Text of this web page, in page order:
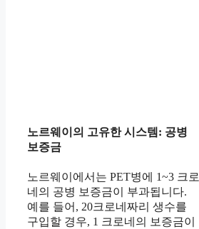
노르웨이의 고유한 시스템: 공병
보증금
노르웨이에서는 PET병에 1~3 크로
네의 공병 보증금이 부과됩니다.
예를 들어, 20크로네짜리 생수를
구입할 경우, 1 크로네의 보증금이